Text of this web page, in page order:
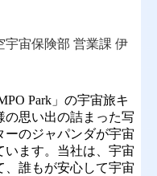
宇宙保険部 営業課 伊
Park」の宇宙旅キ
の思い出の詰まった写
ーのジャパンダが宇宙
います。当社は、宇宙
、誰もが安心して宇宙